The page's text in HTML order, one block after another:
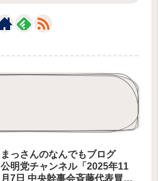
まっさんのなんでもブログ
公明党チャンネル「2025年11
月7日 中央幹事会斉藤代表冒頭